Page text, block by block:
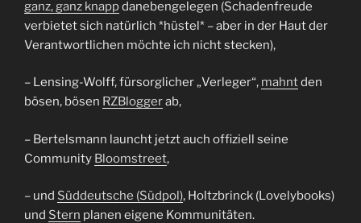
ganz, ganz knappdanebengelegen (Schadenfreude
verbietet sich natürlich *hüstel* – aber in der Haut der
Verantwortlichen möchte ich nicht stecken),
– Lensing-Wolff, fürsorglicher „Verleger“, mahntden
bösen, bösen RZBloggerab,
– Bertelsmann launcht jetzt auch offiziell seine
Community Bloomstreet,
– und Süddeutsche (Südpol), Holtzbrinck (Lovelybooks)
und Stern planen eigene Kommunitäten.